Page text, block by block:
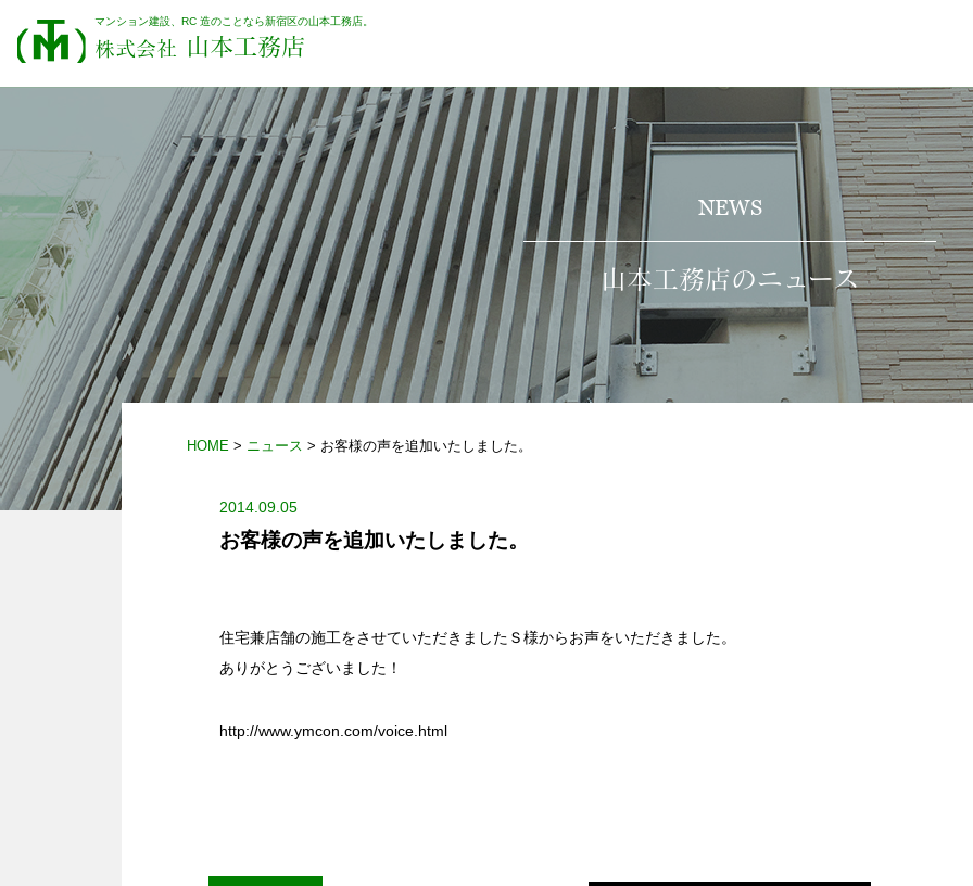
マンション建設、RC 造のことなら新宿区の山本工務店。
株式会社 山本工務店
NEWS
山本工務店のニュース
HOME > ニュース > お客様の声を追加いたしました。
2014.09.05
お客様の声を追加いたしました。
住宅兼店舗の施工をさせていただきましたＳ様からお声をいただきました。
ありがとうございました！
http://www.ymcon.com/voice.html